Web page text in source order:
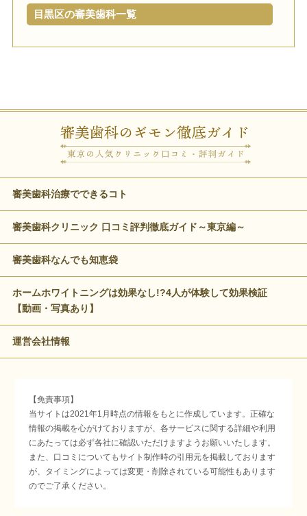
目黒区の審美歯科一覧
審美歯科治療でできるコト
審美歯科クリニック 口コミ評判徹底ガイド～東京編～
審美歯科なんでも知恵袋
ホームホワイトニングは効果なし!?4人が体験して効果検証
【動画・写真あり】
運営会社情報
【免責事項】
当サイトは2021年1月時点の情報をもとに作成しています。正確な
情報の掲載を心がけておりますが、各サービスに関する詳細や利用
にあたっては必ず各社に確認いただけますようお願いいたします。
また、口コミについてもサイト制作時の引用元を掲載しております
が、タイミングによっては変更・削除されている可能性もあります
のでご了承ください。